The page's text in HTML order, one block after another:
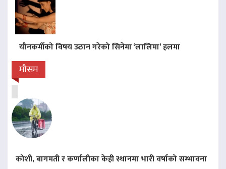
यौनकर्मीको विषय उठान गरेको सिनेमा ‘लालिमा’ हलमा
मौसम
कोशी, बागमती र कर्णालीका केही स्थानमा भारी वर्षाको सम्भावना